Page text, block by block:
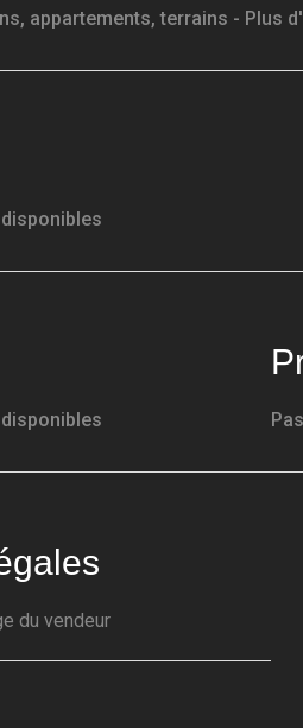
appartements, terrains - Plus
du vendeur